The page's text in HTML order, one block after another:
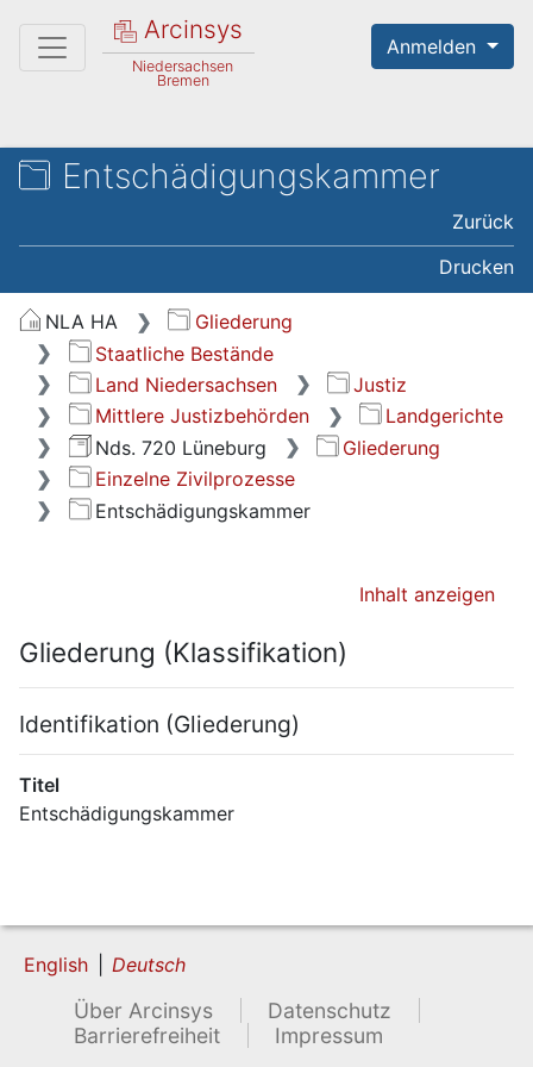
Arcinsys
Niedersachsen
Bremen
Anmelden
Entschädigungskammer
Zurück
Drucken
NLA HA
Gliederung
Staatliche Bestände
Land Niedersachsen
Justiz
Mittlere Justizbehörden
Landgerichte
Nds. 720 Lüneburg
Gliederung
Einzelne Zivilprozesse
Entschädigungskammer
Inhalt anzeigen
Gliederung (Klassifikation)
Identifikation (Gliederung)
Titel
Entschädigungskammer
English Deutsch
Über Arcinsys
Datenschutz
Barrierefreiheit
Impressum